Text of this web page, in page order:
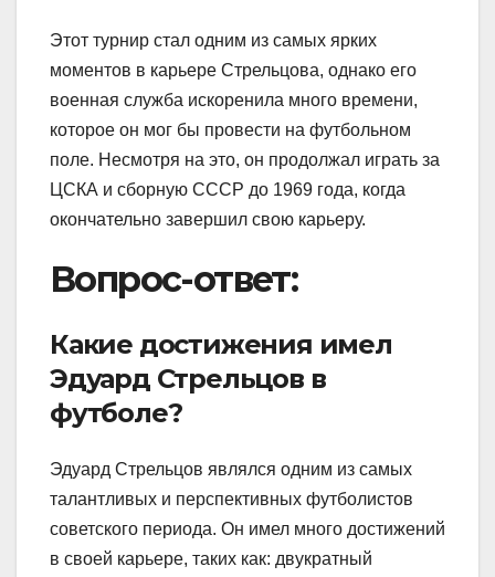
Этот турнир стал одним из самых ярких
моментов в карьере Стрельцова, однако его
военная служба искоренила много времени,
которое он мог бы провести на футбольном
поле. Несмотря на это, он продолжал играть за
ЦСКА и сборную СССР до 1969 года, когда
окончательно завершил свою карьеру.
Вопрос-ответ:
Какие достижения имел
Эдуард Стрельцов в
футболе?
Эдуард Стрельцов являлся одним из самых
талантливых и перспективных футболистов
советского периода. Он имел много достижений
в своей карьере, таких как: двукратный